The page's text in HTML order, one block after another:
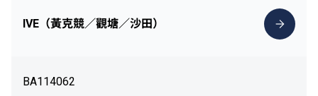
IVE（黃克競／觀塘／沙田）
BA114062